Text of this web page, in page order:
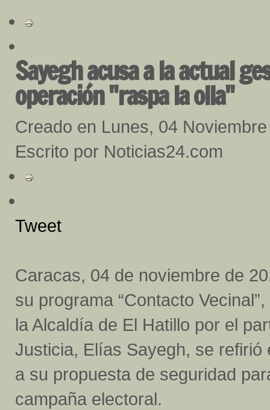
Sayegh acusa a la actual
operación "raspa la olla"
Creado en Lunes, 04
Escrito por Noticias24.com
Tweet
Caracas, 04 de noviembre de
su programa “Contacto
la Alcaldía de El Hatillo por el
Justicia, Elías Sayegh, se refirió
a su propuesta de seguridad
campaña electoral.